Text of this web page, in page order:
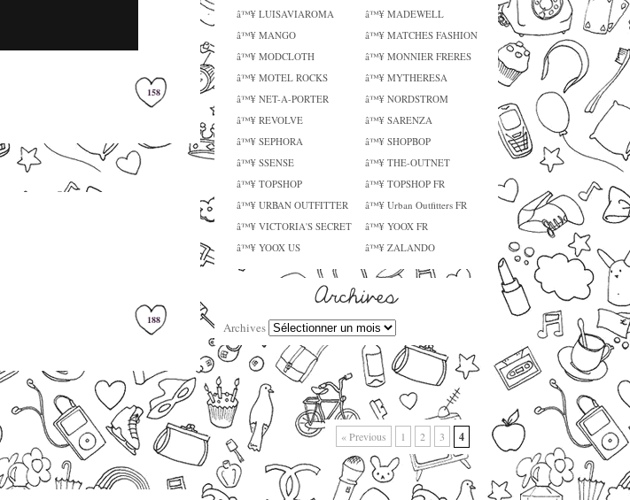
â™¥ LUISAVIAROMA
â™¥ MADEWELL
â™¥ MANGO
â™¥ MATCHES FASHION
â™¥ MODCLOTH
â™¥ MONNIER FRERES
â™¥ MOTEL ROCKS
â™¥ MYTHERESA
â™¥ NET-A-PORTER
â™¥ NORDSTROM
â™¥ REVOLVE
â™¥ SARENZA
â™¥ SEPHORA
â™¥ SHOPBOP
â™¥ SSENSE
â™¥ THE-OUTNET
â™¥ TOPSHOP
â™¥ TOPSHOP FR
â™¥ URBAN OUTFITTER
â™¥ Urban Outfitters FR
â™¥ VICTORIA'S SECRET
â™¥ YOOX FR
â™¥ YOOX US
â™¥ ZALANDO
Archives
158
188
« Previous 1 2 3 4